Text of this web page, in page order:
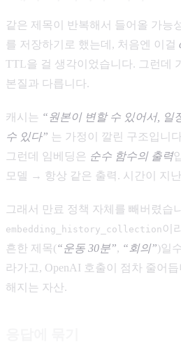
같은 제목이 반복해서 들어올 가능
를 저장하기로 했는데, 처음엔 이걸
TTL을 걸 생각이었습니다. 그런데
본질과 다릅니다.
캐시는 “원본이 변할 수 있어서, 일
수 있다” 는 가정이 깔린 구조입니
그런데 임베딩은 순수 함수의 출력
모델 → 항상 같은 출력. 시간이 지
그래서 만료 정책 자체를 빼버렸습
embedding_history_collection 이
흔한 제목(“운동 30분”, “회의”)일
라가고, OpenAI 호출이 점차 줄어
해지는 자산.